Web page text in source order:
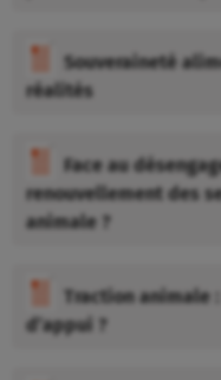
Souveraineté
réalités
Face au
renouvellement des
animale ?
Traction animale
d’appui ?